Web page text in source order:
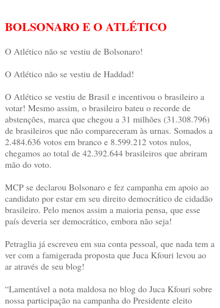
BOLSONARO E O ATLÉTICO
O Atlético não se vestiu de Bolsonaro!
O Atlético não se vestiu de Haddad!
O Atlético se vestiu de Brasil e incentivou o brasileiro a
votar! Mesmo assim, o brasileiro bateu o recorde de
abstenções, marca que chegou a 31 milhões (31.308.796)
de brasileiros que não compareceram às urnas. Somados a
2.484.636 votos em branco e 8.599.212 votos nulos,
chegamos ao total de 42.392.644 brasileiros que abriram
mão do voto.
MCP se declarou Bolsonaro e fez campanha em apoio ao
candidato por estar em seu direito democrático de cidadão
brasileiro. Pelo menos assim a maioria pensa, que esse
país deveria ser democrático, embora não seja!
Petraglia já escreveu em sua conta pessoal, que nada tem a
ver com a famigerada proposta que Juca Kfouri levou ao
ar através de seu blog!
“Lamentável a nota maldosa no blog do Juca Kfouri sobre
nossa participação na campanha do Presidente eleito